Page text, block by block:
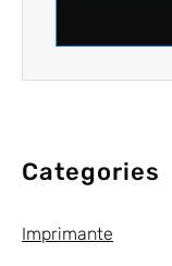
Categories
Imprimante